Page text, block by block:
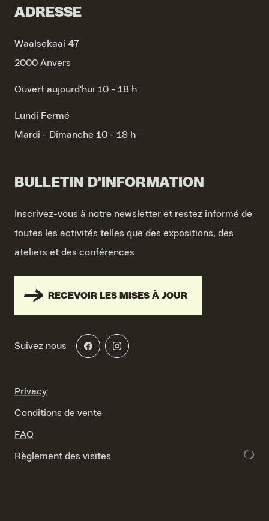
ADRESSE
Waalsekaai 47
2000 Anvers
Ouvert aujourd'hui 10 - 18 h
Lundi Fermé
Mardi - Dimanche 10 - 18 h
BULLETIN D'INFORMATION
Inscrivez-vous à notre newsletter et restez informé de
toutes les activités telles que des expositions, des
ateliers et des conférences
RECEVOIR LES MISES À JOUR
Suivez nous
Privacy
Conditions de vente
FAQ
Règlement des visites